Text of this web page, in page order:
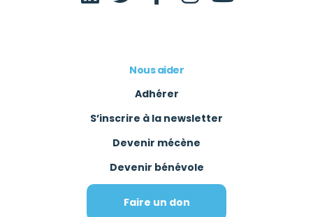
Nous aider
Adhérer
S’inscrire à la newsletter
Devenir mécène
Devenir bénévole
Faire un don